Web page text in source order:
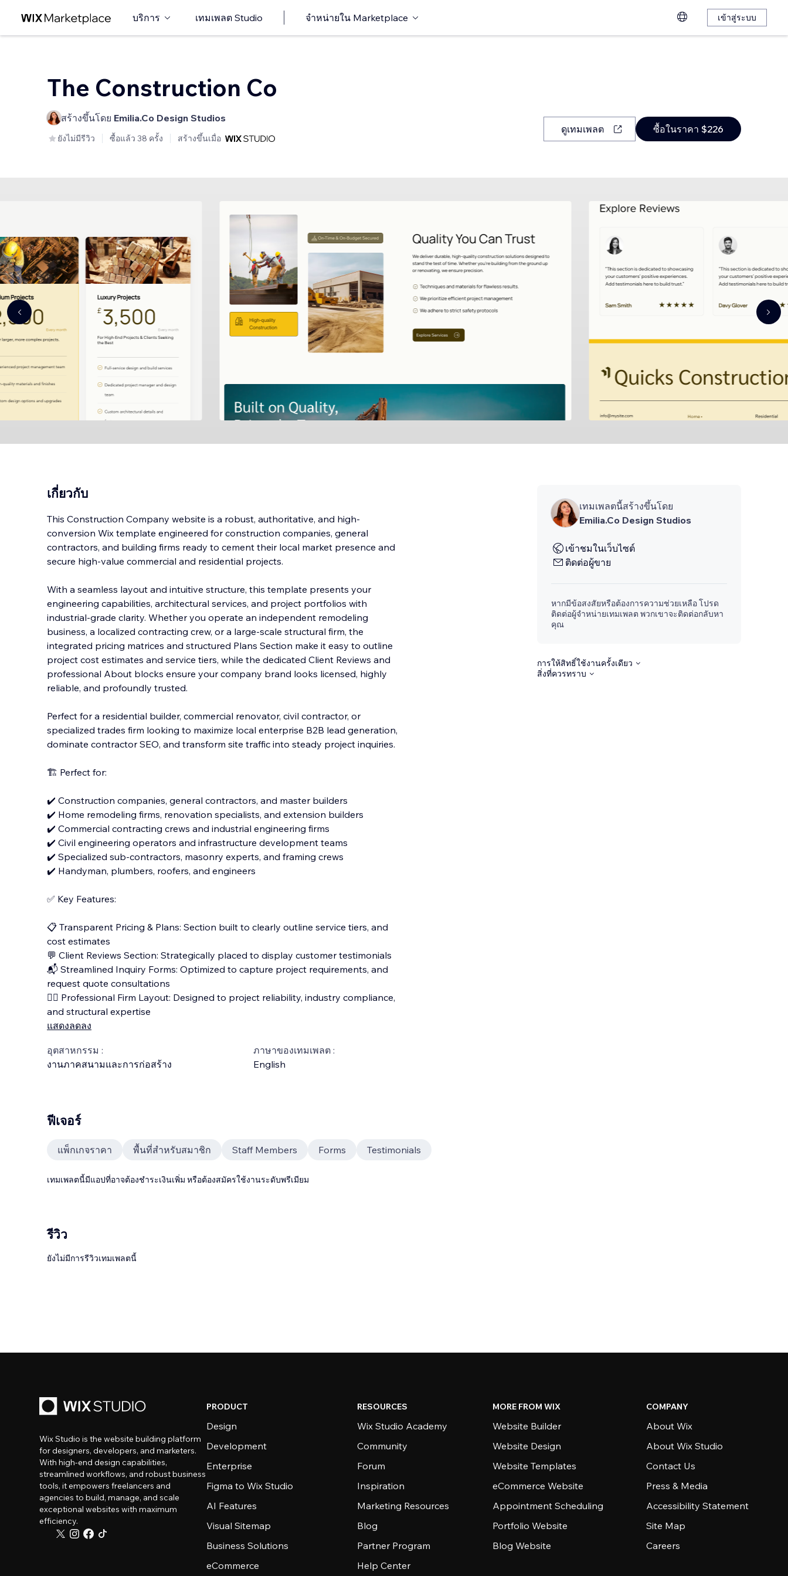
บริการ เทมเพลต Studio จำหน่ายใน Marketplace เข้าสู่ระบบ
The Construction Co
สร้างขึ้นโดย Emilia.Co Design Studios
ยังไม่มีรีวิว ซื้อแล้ว 38 ครั้ง สร้างขึ้นเมื่อ
ดูเทมเพลต ซื้อในราคา $226
เกี่ยวกับ
This Construction Company website is a robust, authoritative, and high-
conversion Wix template engineered for construction companies, general
contractors, and building firms ready to cement their local market presence and
secure high-value commercial and residential projects.
With a seamless layout and intuitive structure, this template presents your
engineering capabilities, architectural services, and project portfolios with
industrial-grade clarity. Whether you operate an independent remodeling
business, a localized contracting crew, or a large-scale structural firm, the
integrated pricing matrices and structured Plans Section make it easy to outline
project cost estimates and service tiers, while the dedicated Client Reviews and
professional About blocks ensure your company brand looks licensed, highly
reliable, and profoundly trusted.
Perfect for a residential builder, commercial renovator, civil contractor, or
specialized trades firm looking to maximize local enterprise B2B lead generation,
dominate contractor SEO, and transform site traffic into steady project inquiries.
🏗️ Perfect for:
✔️ Construction companies, general contractors, and master builders
✔️ Home remodeling firms, renovation specialists, and extension builders
✔️ Commercial contracting crews and industrial engineering firms
✔️ Civil engineering operators and infrastructure development teams
✔️ Specialized sub-contractors, masonry experts, and framing crews
✔️ Handyman, plumbers, roofers, and engineers
✅ Key Features:
📋 Transparent Pricing & Plans: Section built to clearly outline service tiers, and
cost estimates
💬 Client Reviews Section: Strategically placed to display customer testimonials
📬 Streamlined Inquiry Forms: Optimized to capture project requirements, and
request quote consultations
👷‍♂️ Professional Firm Layout: Designed to project reliability, industry compliance,
and structural expertise
แสดงลดลง
อุตสาหกรรม :
งานภาคสนามและการก่อสร้าง
ภาษาของเทมเพลต :
English
เทมเพลตนี้สร้างขึ้นโดย
Emilia.Co Design Studios
เข้าชมในเว็บไซต์
ติดต่อผู้ขาย
หากมีข้อสงสัยหรือต้องการความช่วยเหลือ โปรด
ติดต่อผู้จำหน่ายเทมเพลต พวกเขาจะติดต่อกลับหา
คุณ
การให้สิทธิ์ใช้งานครั้งเดียว
สิ่งที่ควรทราบ
ฟีเจอร์
แพ็กเกจราคา พื้นที่สำหรับสมาชิก Staff Members Forms Testimonials
เทมเพลตนี้มีแอปที่อาจต้องชำระเงินเพิ่ม หรือต้องสมัครใช้งานระดับพรีเมียม
รีวิว
ยังไม่มีการรีวิวเทมเพลตนี้
Wix Studio is the website building platform
for designers, developers, and marketers.
With high-end design capabilities,
streamlined workflows, and robust business
tools, it empowers freelancers and
agencies to build, manage, and scale
exceptional websites with maximum
efficiency.
PRODUCT
Design
Development
Enterprise
Figma to Wix Studio
AI Features
Visual Sitemap
Business Solutions
eCommerce
RESOURCES
Wix Studio Academy
Community
Forum
Inspiration
Marketing Resources
Blog
Partner Program
Help Center
MORE FROM WIX
Website Builder
Website Design
Website Templates
eCommerce Website
Appointment Scheduling
Portfolio Website
Blog Website
COMPANY
About Wix
About Wix Studio
Contact Us
Press & Media
Accessibility Statement
Site Map
Careers